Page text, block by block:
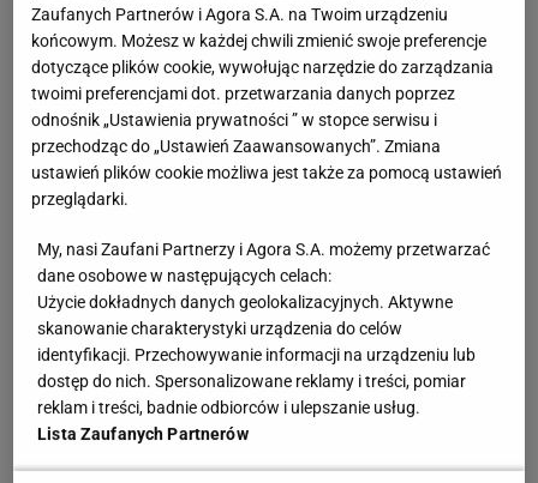
Manuel Neuer i Rafinha mają po 31 lat. Do
"trzydziestki" dobijają Arturo Vidal (29 lat) oraz
Robert Lewandowski, Javi Martinez, Jerome
Boateng i Mats Hummels (po 28 lat). Nie ma co się
oszukiwać, Bayern to jedna z najstarszych drużyn w
europejskiej czołówce - na ćwierćfinał z
lat.
Problemy z kontuzjami
Również wiek piłkarzy ma ogromne znaczenie przy
kontuzjach, jakie trapiły Bayern w kluczowych
Zaufanych Partnerów i Agora S.A. na Twoim urządzeniu
końcowym. Możesz w każdej chwili zmienić swoje preferencje
dotyczące plików cookie, wywołując narzędzie do zarządzania
twoimi preferencjami dot. przetwarzania danych poprzez
odnośnik „Ustawienia prywatności ” w stopce serwisu i
przechodząc do „Ustawień Zaawansowanych”. Zmiana
ustawień plików cookie możliwa jest także za pomocą ustawień
przeglądarki.
My, nasi Zaufani Partnerzy i Agora S.A. możemy przetwarzać
dane osobowe w następujących celach:
Użycie dokładnych danych geolokalizacyjnych. Aktywne
skanowanie charakterystyki urządzenia do celów
identyfikacji. Przechowywanie informacji na urządzeniu lub
dostęp do nich. Spersonalizowane reklamy i treści, pomiar
reklam i treści, badnie odbiorców i ulepszanie usług.
Lista Zaufanych Partnerów